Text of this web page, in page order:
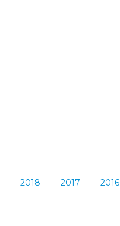
2018 2017 2016